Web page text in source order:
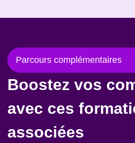
Parcours complémentaires
Boostez vos
avec ces
associées